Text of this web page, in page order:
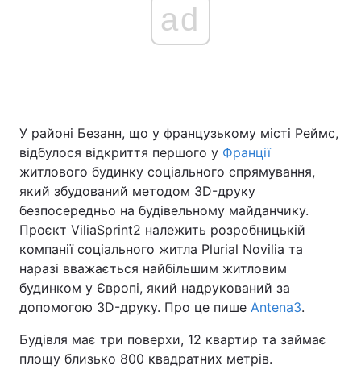
Україна Політика
Економіка Світ
Спорт Наука
Техно і зв'язок
Зброя Інциденти
Цікавинки Погода
ad
У районі Безанн, що у французькому місті Реймс,
відбулося відкриття першого у Франції
житлового будинку соціального спрямування,
який збудований методом 3D-друку
безпосередньо на будівельному майданчику.
Проєкт ViliaSprint2 належить розробницькій
компанії соціального житла Plurial Novilia та
наразі вважається найбільшим житловим
будинком у Європі, який надрукований за
допомогою 3D-друку. Про це пише Antena3.
Будівля має три поверхи, 12 квартир та займає
площу близько 800 квадратних метрів.